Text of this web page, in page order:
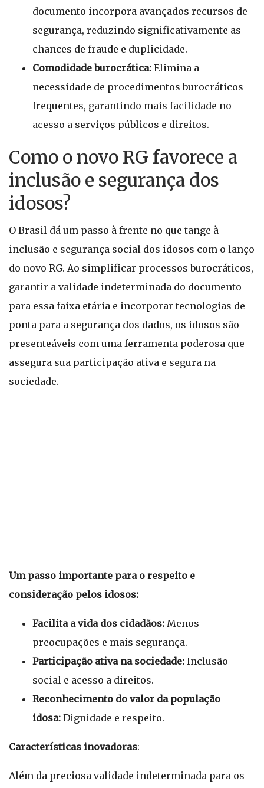
documento incorpora avançados recursos de
segurança, reduzindo significativamente as
chances de fraude e duplicidade.
Comodidade burocrática: Elimina a
necessidade de procedimentos burocráticos
frequentes, garantindo mais facilidade no
acesso a serviços públicos e direitos.
Como o novo RG favorece a
inclusão e segurança dos
idosos?
O Brasil dá um passo à frente no que tange à
inclusão e segurança social dos idosos com o lanço
do novo RG. Ao simplificar processos burocráticos,
garantir a validade indeterminada do documento
para essa faixa etária e incorporar tecnologias de
ponta para a segurança dos dados, os idosos são
presenteáveis com uma ferramenta poderosa que
assegura sua participação ativa e segura na
sociedade.
Um passo importante para o respeito e
consideração pelos idosos:
Facilita a vida dos cidadãos: Menos
preocupações e mais segurança.
Participação ativa na sociedade: Inclusão
social e acesso a direitos.
Reconhecimento do valor da população
idosa: Dignidade e respeito.
Características inovadoras:
Além da preciosa validade indeterminada para os